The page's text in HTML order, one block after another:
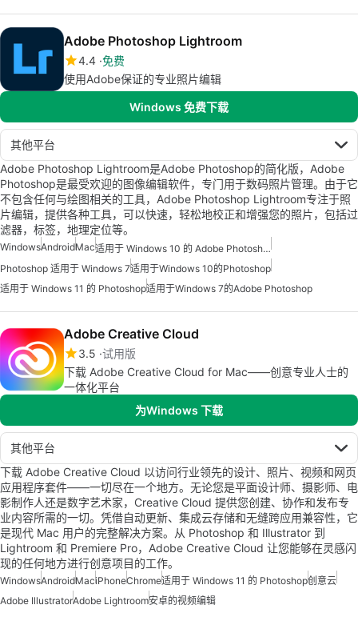
Adobe Photoshop Lightroom
4.4 免费
使用Adobe保证的专业照片编辑
Windows 免费下载
其他平台
Adobe Photoshop Lightroom是Adobe Photoshop的简化版，Adobe
Photoshop是最受欢迎的图像编辑软件，专门用于数码照片管理。由于它
不包含任何与绘图相关的工具，Adobe Photoshop Lightroom专注于照
片编辑，提供各种工具，可以快速，轻松地校正和增强您的照片，包括过
滤器，标签，地理定位等。
WindowsAndroidMac
适用于 Windows 10 的 Adobe Photoshop
Photoshop 适用于 Windows 7适用于Windows 10的Photoshop
适用于 Windows 11 的 Photoshop适用于Windows 7的Adobe Photoshop
Adobe Creative Cloud
3.5 试用版
下载 Adobe Creative Cloud for Mac——创意专业人士的
一体化平台
为Windows 下载
其他平台
下载 Adobe Creative Cloud 以访问行业领先的设计、照片、视频和网页
应用程序套件——一切尽在一个地方。无论您是平面设计师、摄影师、电
影制作人还是数字艺术家，Creative Cloud 提供您创建、协作和发布专
业内容所需的一切。凭借自动更新、集成云存储和无缝跨应用兼容性，它
是现代 Mac 用户的完整解决方案。从 Photoshop 和 Illustrator 到
Lightroom 和 Premiere Pro，Adobe Creative Cloud 让您能够在灵感闪
现的任何地方进行创意项目的工作。
WindowsAndroidMaciPhoneChrome适用于 Windows 11 的 Photoshop创意云
Adobe IllustratorAdobe Lightroom安卓的视频编辑